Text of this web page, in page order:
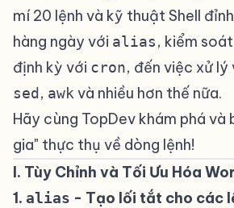
mí 20 lệnh và kỹ thuật Shell
hàng ngày với alias, kiểm
định kỳ với cron, đến việc xử
sed , awk và nhiều hơn thế nữa.
Hãy cùng TopDev khám phá
gia" thực thụ về dòng lệnh!
I. Tùy Chỉnh và Tối Ưu Hóa
1. alias - Tạo lối tắt cho các